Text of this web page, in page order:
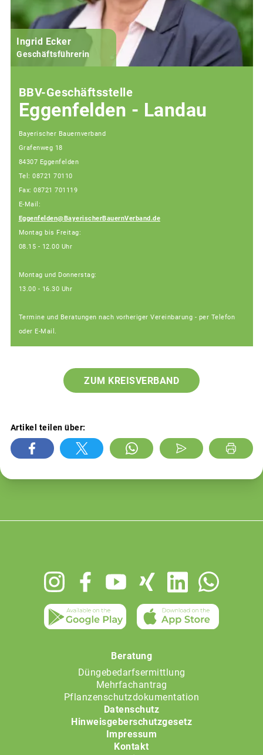
Ingrid Ecker
Geschäftsführerin
BBV-Geschäftsstelle
Eggenfelden - Landau
Bayerischer Bauernverband
Grafenweg 18
84307 Eggenfelden
Tel: 08721 70110
Fax: 08721 701119
E-Mail:
Eggenfelden@BayerischerBauernVerband.de
Montag bis Freitag:
08.15 - 12.00 Uhr
Montag und Donnerstag:
13.00 - 16.30 Uhr
Termine und Beratungen nach vorheriger Vereinbarung - per Telefon
oder E-Mail.
ZUM KREISVERBAND
Artikel teilen über:
Beratung
Düngebedarfsermittlung
Mehrfachantrag
Pflanzenschutzdokumentation
Datenschutz
Hinweisgeberschutzgesetz
Impressum
Kontakt